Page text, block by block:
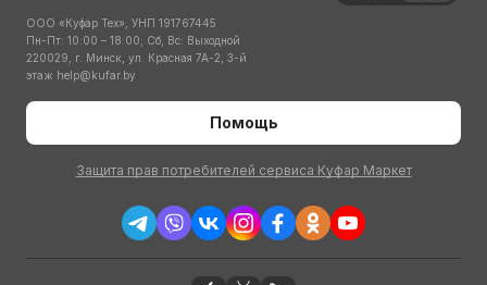
ООО «Куфар Тех», УНП 191767445
Пн-Пт: 10:00 – 18:00; Сб, Вс: Выходной
220029, г. Минск, ул. Красная 7А-2, 3-й
этаж help@kufar.by
Помощь
Защита прав потребителей сервиса Куфар Маркет